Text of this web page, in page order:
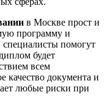
в Москве прост и
программу и
специалисты помогут
будет
всем
качество документа и
любые риски при